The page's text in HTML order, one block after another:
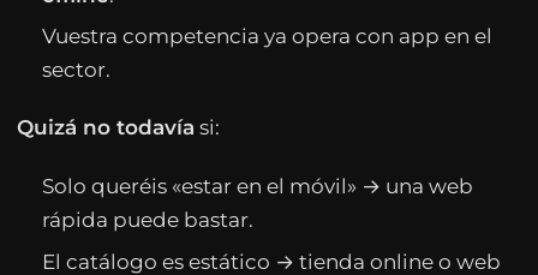
Vuestra competencia ya opera con app en el
sector.
Quizá no todavía si:
Solo queréis «estar en el móvil» → una web
rápida puede bastar.
El catálogo es estático → tienda online o web